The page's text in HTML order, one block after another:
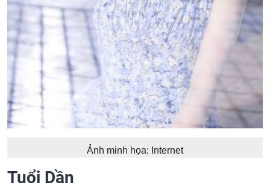
Ảnh minh họa: Internet
Tuổi Dần